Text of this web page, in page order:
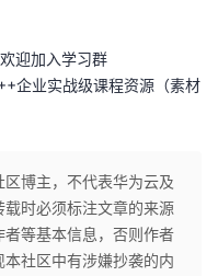
迎加入学习群
企业实战级课程资源（素材
区博主，不代表华为云及
时必须标注文章的来源
者等基本信息，否则作者
社区中有涉嫌抄袭的内